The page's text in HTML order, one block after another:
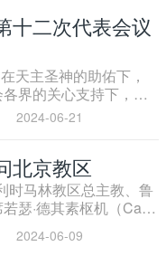
日)作为圣言年的开启
的希望禧年及教区的
十二次代表会议
天主圣神的助佑下，
界的关心支持下，北
表会议胜利闭幕。北
席兼秘书长李妍主持
2024-06-21
北京教区
时马林教区总主教、鲁
瑟·德其素枢机（Cardi
圣母圣心会总会长、
库塔神父（Father Ph
2024-06-09